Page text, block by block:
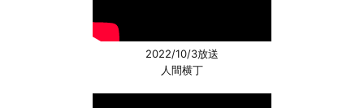
2022/10/3放送
人間横丁